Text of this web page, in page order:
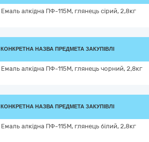
Емаль алкідна ПФ-115М, глянець сірий, 2,8кг
КОНКРЕТНА НАЗВА ПРЕДМЕТА ЗАКУПІВЛІ
Емаль алкідна ПФ-115М, глянець чорний, 2,8кг
КОНКРЕТНА НАЗВА ПРЕДМЕТА ЗАКУПІВЛІ
Емаль алкідна ПФ-115М, глянець білий, 2,8кг